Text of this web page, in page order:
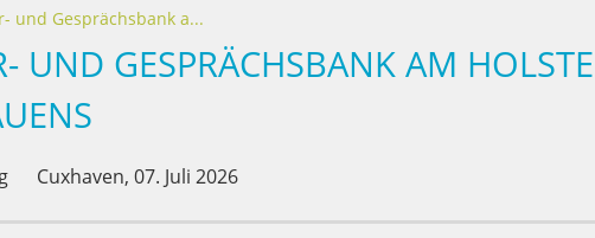
und Gesprächsbank a...
UND GESPRÄCHSBANK AM
Cuxhaven, 07. Juli 2026